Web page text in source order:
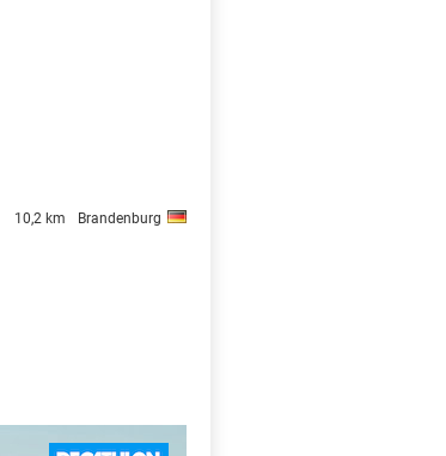
10,2 km Brandenburg